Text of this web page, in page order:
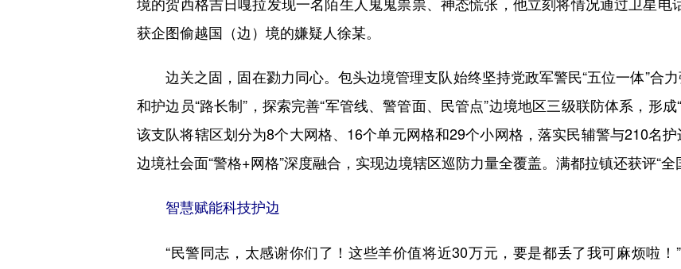
获企图偷越国（边）境的嫌疑人徐某。
边关之固，固在勠力同心。包头边境管理支队始终坚持党政军警民“五位一体”合力
和护边员“路长制”，探索完善“军管线、警管面、民管点”边境地区三级联防体系，形成
该支队将辖区划分为8个大网格、16个单元网格和29个小网格，落实民辅警与210名
边境社会面“警格+网格”深度融合，实现边境辖区巡防力量全覆盖。满都拉镇还获评“全
智慧赋能科技护边
“民警同志，太感谢你们了！这些羊价值将近30万元，要是都丢了我可麻烦啦！